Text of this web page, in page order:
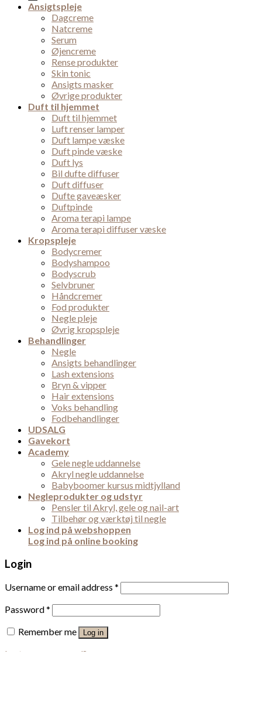
Ansigtspleje
Dagcreme
Natcreme
Serum
Øjencreme
Rense produkter
Skin tonic
Ansigts masker
Øvrige produkter
Duft til hjemmet
Duft til hjemmet
Luft renser lamper
Duft lampe væske
Duft pinde væske
Duft lys
Bil dufte diffuser
Duft diffuser
Dufte gaveæsker
Duftpinde
Aroma terapi lampe
Aroma terapi diffuser væske
Kropspleje
Bodycremer
Bodyshampoo
Bodyscrub
Selvbruner
Håndcremer
Fod produkter
Negle pleje
Øvrig kropspleje
Behandlinger
Negle
Ansigts behandlinger
Lash extensions
Bryn & vipper
Hair extensions
Voks behandling
Fodbehandlinger
UDSALG
Gavekort
Academy
Gele negle uddannelse
Akryl negle uddannelse
Babyboomer kursus midtjylland
Negleprodukter og udstyr
Pensler til Akryl, gele og nail-art
Tilbehør og værktøj til negle
Log ind på webshoppen
Log ind på online booking
Login
Username or email address *
Password*
Remember me
Log in
Lost your password?